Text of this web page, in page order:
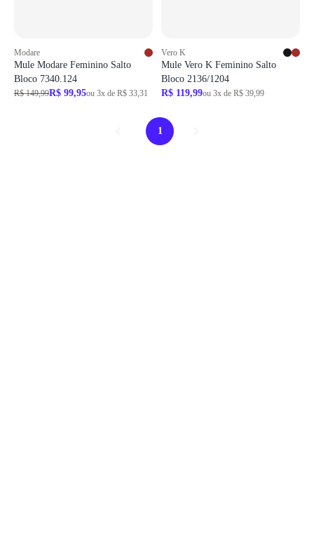
Modare
Mule Modare Feminino Salto
Bloco 7340.124
R$ 149,99R$ 99,95ou 3x de R$ 33,31
Vero K
Mule Vero K Feminino Salto
Bloco 2136/1204
R$ 119,99ou 3x de R$ 39,99
1